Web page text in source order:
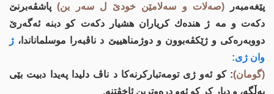
پێغه‌مبه‌ر(صه‌لات و سه‌لامێن خودێ ل سه‌ر بن)پاشڤه‌برنێ
دكه‌ت و مه‌ ژ هنده‌ك كریاران هشیار دكه‌ت كو دبنه‌ ئه‌گه‌رێ
دووبه‌ره‌كی و ژێكڤه‌بوون و دوژمناهییێ د ناڤبه‌را موسلماناندا، ژ
وان ژی:
(گومان): كو ئه‌و ژی تومه‌تباركرنه‌كا د ناڤ دلیدا په‌یدا دبیت بێی
به‌ڵگه‌، و دیار كر كو ئه‌و دره‌وترین ئاخڤتنه‌.